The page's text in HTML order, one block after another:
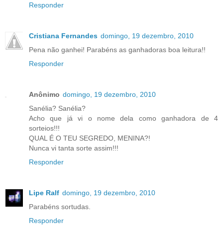
Responder
Cristiana Fernandes domingo, 19 dezembro, 2010
Pena não ganhei! Parabéns as ganhadoras boa leitura!!
Responder
Anônimo domingo, 19 dezembro, 2010
Sanélia? Sanélia?
Acho que já vi o nome dela como ganhadora de 4
sorteios!!!
QUAL É O TEU SEGREDO, MENINA?!
Nunca vi tanta sorte assim!!!
Responder
Lipe Ralf domingo, 19 dezembro, 2010
Parabéns sortudas.
Responder